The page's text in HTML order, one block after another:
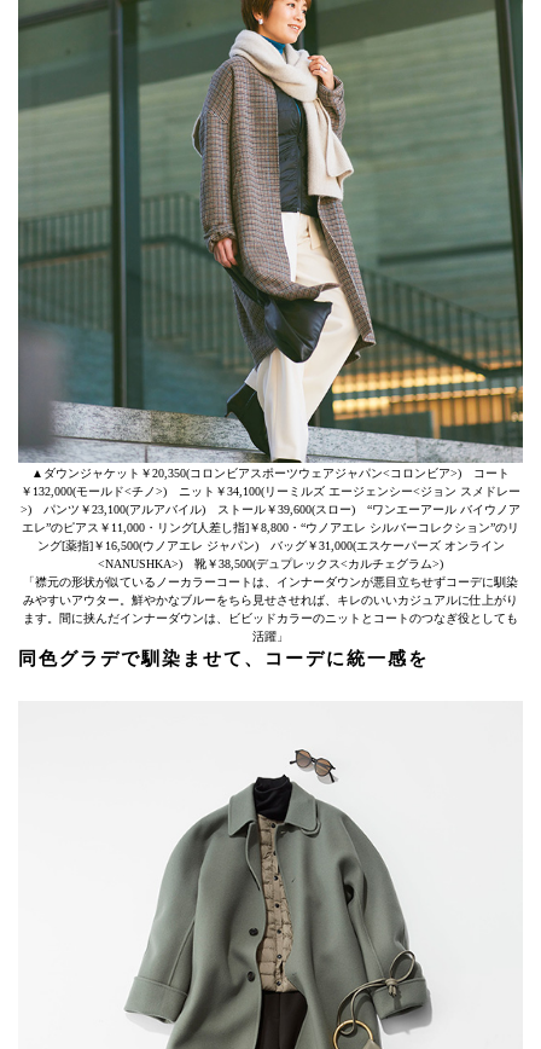
▲ダウンジャケット￥20,350(コロンビアスポーツウェアジャパン<コロンビア>) コート
￥132,000(モールド<チノ>) ニット￥34,100(リーミルズ エージェンシー<ジョン スメドレー
>) パンツ￥23,100(アルアバイル) ストール￥39,600(スロー) “ワンエーアール バイウノア
エレ”のピアス￥11,000・リング[人差し指]￥8,800・“ウノアエレ シルバーコレクション”のリ
ング[薬指]￥16,500(ウノアエレ ジャパン) バッグ￥31,000(エスケーパーズ オンライン
<NANUSHKA>) 靴￥38,500(デュプレックス<カルチェグラム>)
「襟元の形状が似ているノーカラーコートは、インナーダウンが悪目立ちせずコーデに馴染
みやすいアウター。鮮やかなブルーをちら見せさせれば、キレのいいカジュアルに仕上がり
ます。間に挟んだインナーダウンは、ビビッドカラーのニットとコートのつなぎ役としても
活躍」
同色グラデで馴染ませて、コーデに統一感を